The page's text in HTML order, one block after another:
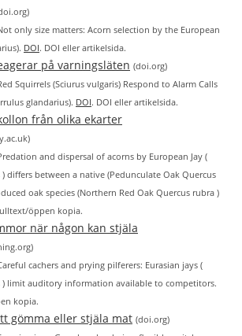
only size matters: Acorn selection by the European
DOI. DOI eller artikelsida.
på varningsläten (doi.org)
Squirrels (Sciurus vulgaris) Respond to Alarm Calls
glandarius). DOI. DOI eller artikelsida.
från olika ekarter
and dispersal of acorns by European Jay (
differs between a native (Pedunculate Oak Quercus
oak species (Northern Red Oak Quercus rubra )
öppen kopia.
när någon kan stjäla
cachers and prying pilferers: Eurasian jays (
) limit auditory information available to competitors.
kopia.
gömma eller stjäla mat (doi.org)